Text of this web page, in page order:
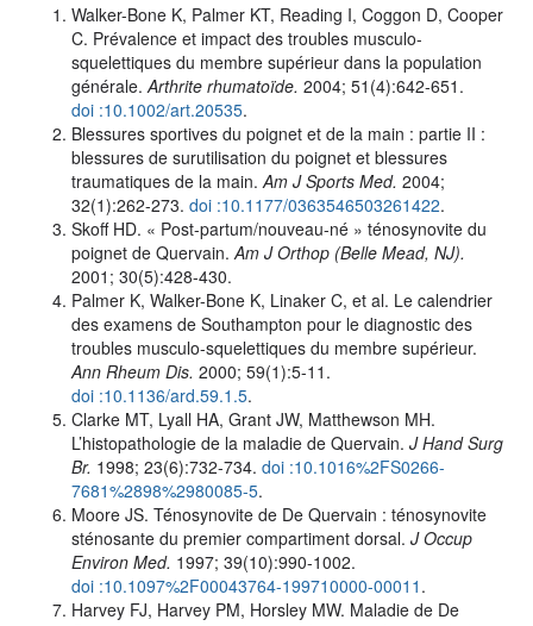
Walker-Bone K, Palmer KT, Reading I, Coggon D, Cooper
C. Prévalence et impact des troubles musculo-
squelettiques du membre supérieur dans la population
générale. Arthrite rhumatoïde. 2004; 51(4):642-651.
doi :10.1002/art.20535.
Blessures sportives du poignet et de la main : partie II :
blessures de surutilisation du poignet et blessures
traumatiques de la main. Am J Sports Med. 2004;
32(1):262-273. doi :10.1177/0363546503261422.
Skoff HD. « Post-partum/nouveau-né » ténosynovite du
poignet de Quervain. Am J Orthop (Belle Mead, NJ).
2001; 30(5):428-430.
Palmer K, Walker-Bone K, Linaker C, et al. Le calendrier
des examens de Southampton pour le diagnostic des
troubles musculo-squelettiques du membre supérieur.
Ann Rheum Dis. 2000; 59(1):5-11.
doi :10.1136/ard.59.1.5.
Clarke MT, Lyall HA, Grant JW, Matthewson MH.
L’histopathologie de la maladie de Quervain. J Hand Surg
Br. 1998; 23(6):732-734. doi :10.1016%2FS0266-
7681%2898%2980085-5.
Moore JS. Ténosynovite de De Quervain : ténosynovite
sténosante du premier compartiment dorsal. J Occup
Environ Med. 1997; 39(10):990-1002.
doi :10.1097%2F00043764-199710000-00011 .
Harvey FJ, Harvey PM, Horsley MW. Maladie de De